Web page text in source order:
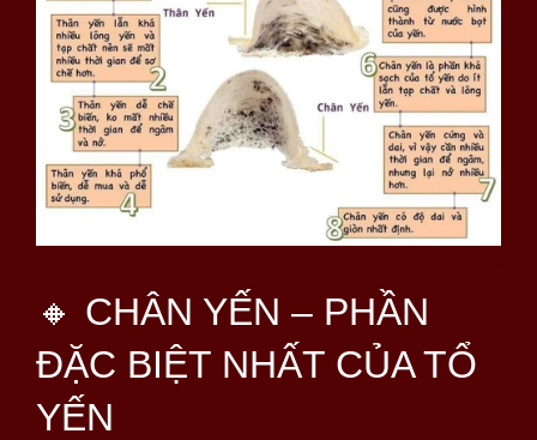
🔸 CHÂN YẾN – PHẦN
ĐẶC BIỆT NHẤT CỦA TỔ
YẾN